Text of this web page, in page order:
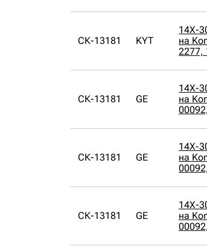
СК-13181 KYT
14X-
на
2277,
СК-13181 GE
14X-
на
СК-13181 GE
14X-
на
СК-13181 GE
14X-
на